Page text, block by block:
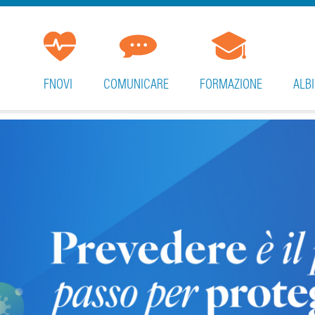
FNOVI COMUNICARE FORMAZIONE